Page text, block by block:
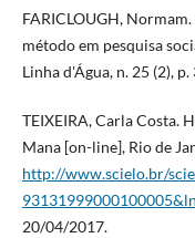
FARICLOUGH,
método em pesquisa
Linha d'Água, n. 25 (2),
TEIXEIRA, Carla Costa.
Mana [on-line], Rio de
http://www.scielo.br/
20/04/2017.